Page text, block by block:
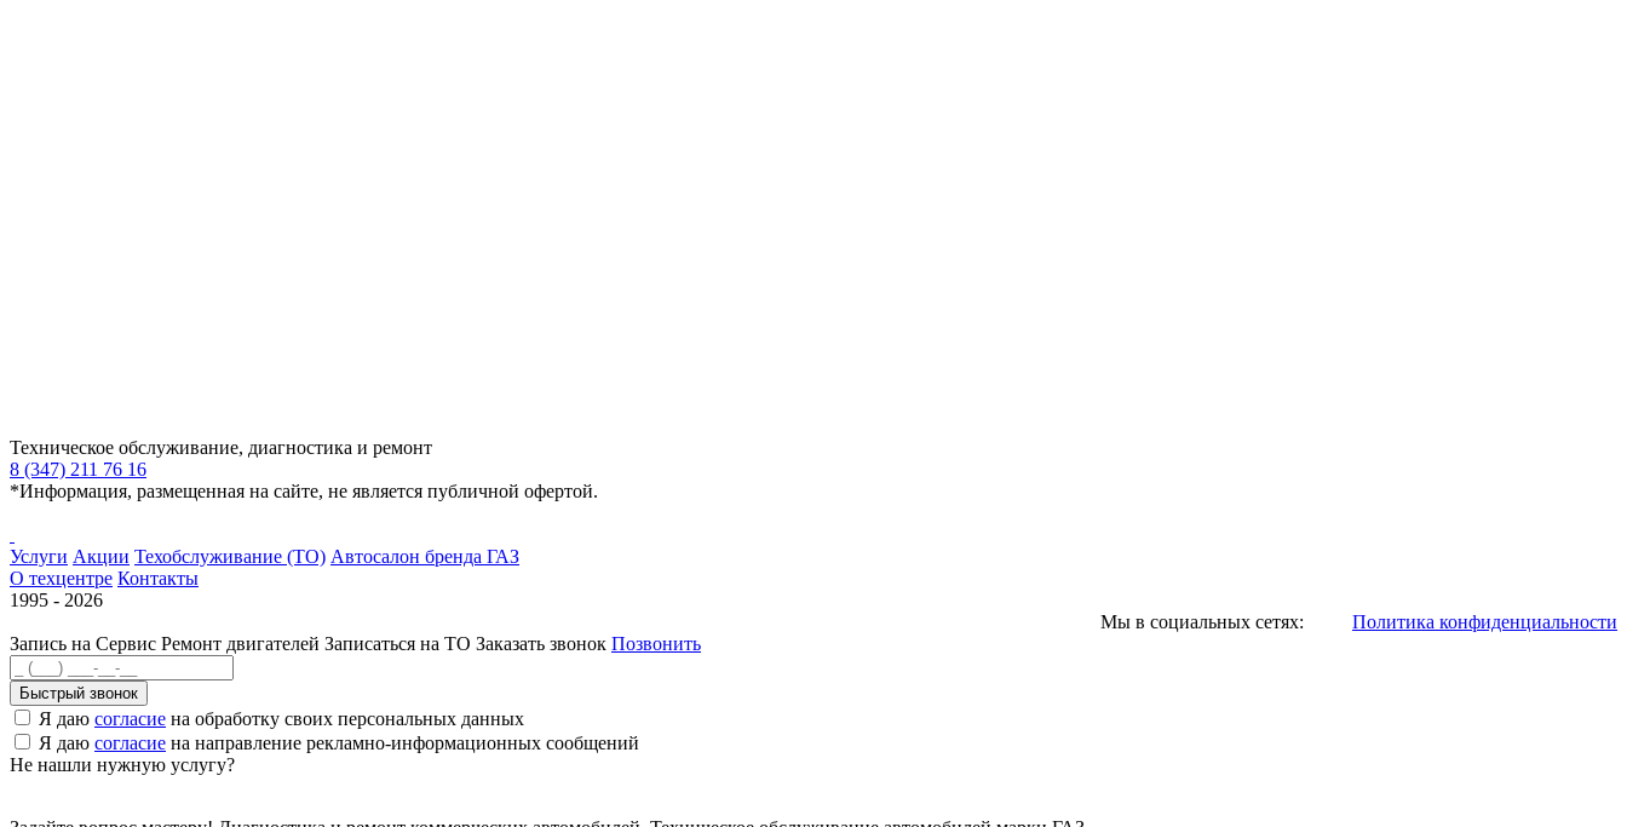
Техническое обслуживание, диагностика и ремонт
8 (347) 211 76 16
*Информация, размещенная на сайте, не является публичной офертой.
Услуги Акции Техобслуживание (ТО) Автосалон бренда ГАЗ
О техцентре Контакты
1995 - 2026
Мы в социальных сетях:
Политика конфиденциальности
Запись на Сервис Ремонт двигателей Записаться на ТО Заказать звонок Позвонить
Быстрый звонок
Я даю согласие на обработку своих персональных данных
Я даю согласие на направление рекламно-информационных сообщений
Не нашли нужную услугу?